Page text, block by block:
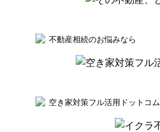
不動産相続のお悩みなら
空き家対策フル活用ドットコム